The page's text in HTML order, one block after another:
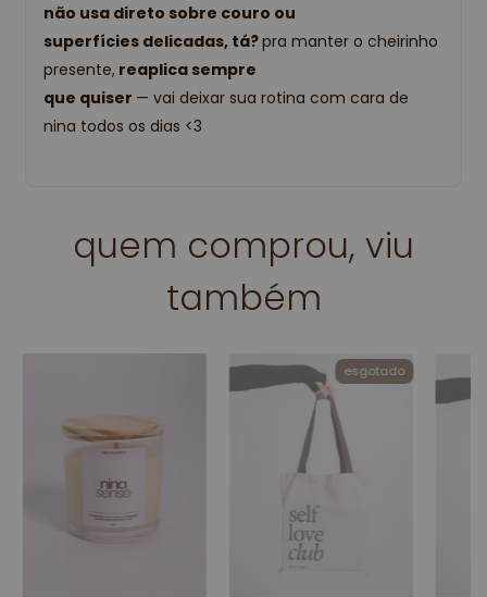
não usa direto sobre couro ou
superfícies delicadas, tá?pra manter o cheirinho
presente, reaplica sempre
que quiser — vai deixar sua rotina com cara de
nina todos os dias <3
quem comprou, viu
também
esgotado